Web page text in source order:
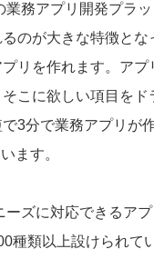
務アプリ開発プラ
のが大きな特徴と
リを作れます。ア
こに欲しい項目を
3分で業務アプリが
ます。
ズに対応できるアプ
種類以上設けられて